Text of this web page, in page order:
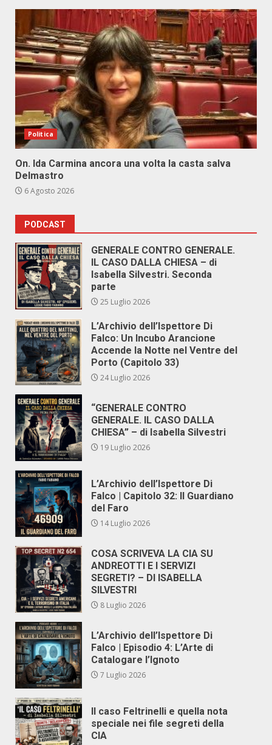
Politica
On. Ida Carmina ancora una volta la casta salva
Delmastro
6 Agosto 2026
PODCAST
GENERALE CONTRO GENERALE.
IL CASO DALLA CHIESA – di
Isabella Silvestri. Seconda
parte
25 Luglio 2026
L’Archivio dell’Ispettore Di
Falco: Un Incubo Arancione
Accende la Notte nel Ventre del
Porto (Capitolo 33)
24 Luglio 2026
“GENERALE CONTRO
GENERALE. IL CASO DALLA
CHIESA” – di Isabella Silvestri
19 Luglio 2026
L’Archivio dell’Ispettore Di
Falco | Capitolo 32: Il Guardiano
del Faro
14 Luglio 2026
COSA SCRIVEVA LA CIA SU
ANDREOTTI E I SERVIZI
SEGRETI? – DI ISABELLA
SILVESTRI
8 Luglio 2026
L’Archivio dell’Ispettore Di
Falco | Episodio 4: L’Arte di
Catalogare l’Ignoto
7 Luglio 2026
Il caso Feltrinelli e quella nota
speciale nei file segreti della
CIA